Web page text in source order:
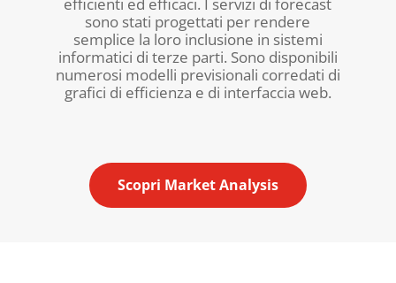
sono stati progettati per rendere
semplice la loro inclusione in sistemi
informatici di terze parti. Sono disponibili
numerosi modelli previsionali corredati di
grafici di efficienza e di interfaccia web.
Scopri Market Analysis